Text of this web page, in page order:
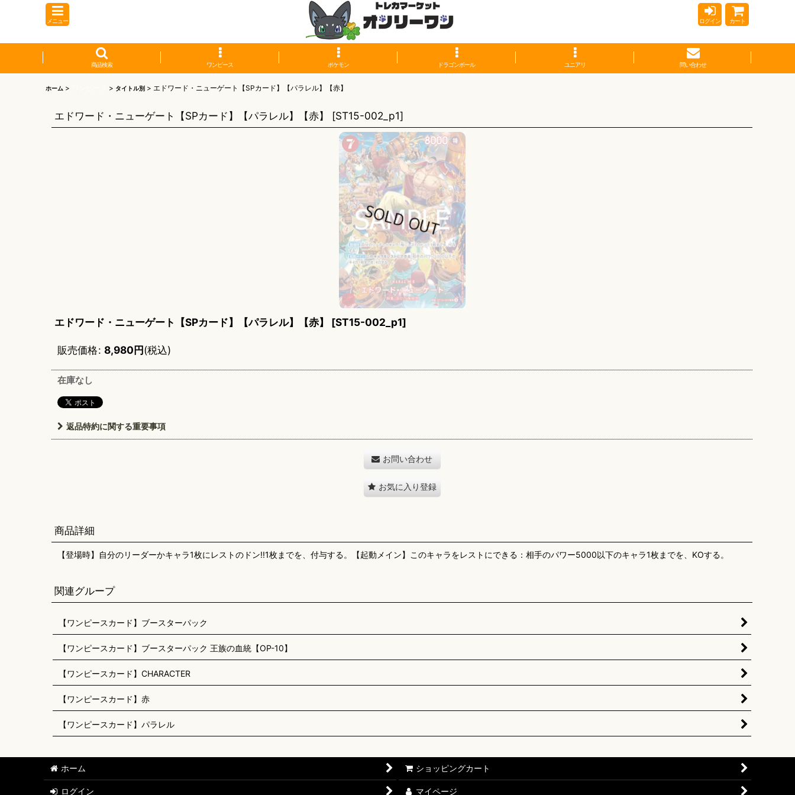
メニュー ログイン カート
商品検索 ワンピース ポケモン ドラゴンボール ユニアリ 問い合わせ
ホーム > > タイトル別 > エドワード・ニューゲート【SPカード】【パラレル】【赤】
エドワード・ニューゲート【SPカード】【パラレル】【赤】 [ST15-002_p1]
エドワード・ニューゲート【SPカード】【パラレル】【赤】 [ST15-002_p1]
販売価格: 8,980円(税込)
在庫なし
返品特約に関する重要事項
お問い合わせ
お気に入り登録
商品詳細
【登場時】自分のリーダーかキャラ1枚にレストのドン!!1枚までを、付与する。【起動メイン】このキャラをレストにできる：相手のパワー5000以下のキャラ1枚までを、KOする。
関連グループ
【ワンピースカード】ブースターパック
【ワンピースカード】ブースターパック 王族の血統【OP-10】
【ワンピースカード】CHARACTER
【ワンピースカード】赤
【ワンピースカード】パラレル
ホーム ショッピングカート
ログイン マイページ